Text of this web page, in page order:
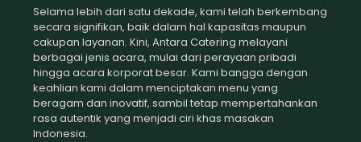
Selama lebih dari satu dekade, kami telah berkembang
secara signifikan, baik dalam hal kapasitas maupun
cakupan layanan. Kini, Antara Catering melayani
berbagai jenis acara, mulai dari perayaan pribadi
hingga acara korporat besar. Kami bangga dengan
keahlian kami dalam menciptakan menu yang
beragam dan inovatif, sambil tetap mempertahankan
rasa autentik yang menjadi ciri khas masakan
Indonesia.